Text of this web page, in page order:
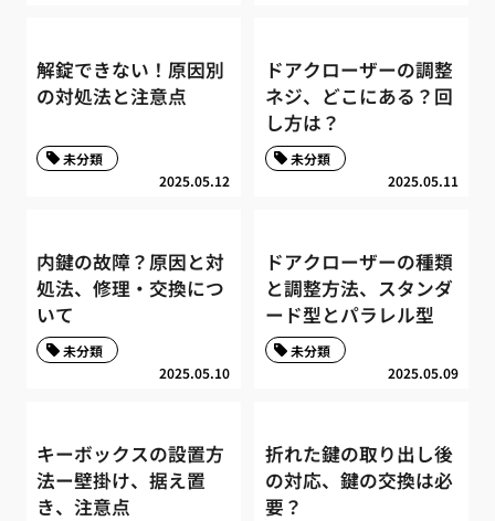
解錠できない！原因別
の対処法と注意点
2025.05.12
未分類
ドアクローザーの調整
ネジ、どこにある？回
し方は？
2025.05.11
未分類
内鍵の故障？原因と対
処法、修理・交換につ
いて
2025.05.10
未分類
ドアクローザーの種類
と調整方法、スタンダ
ード型とパラレル型
2025.05.09
未分類
キーボックスの設置方
法ー壁掛け、据え置
き、注意点
折れた鍵の取り出し後
の対応、鍵の交換は必
要？